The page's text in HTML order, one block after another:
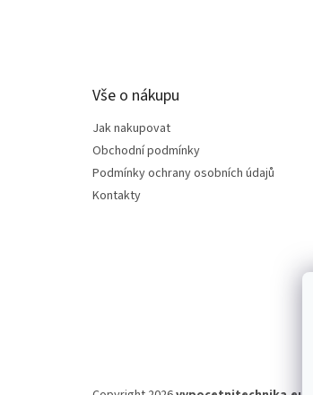
Vše o nákupu
Jak nakupovat
Obchodní podmínky
Podmínky ochrany osobních údajů
Kontakty